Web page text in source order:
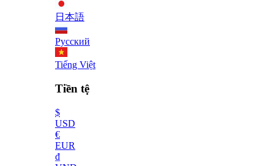
日本語
Русский
Tiếng Việt
Tiền tệ
$
USD
€
EUR
₫